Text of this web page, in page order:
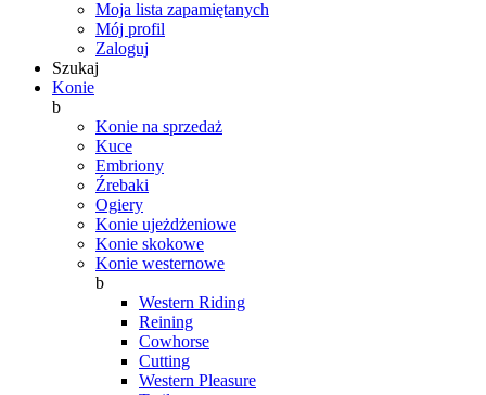
Moja lista zapamiętanych
Mój profil
Zaloguj
Szukaj
Konie
b
Konie na sprzedaż
Kuce
Embriony
Źrebaki
Ogiery
Konie ujeżdżeniowe
Konie skokowe
Konie westernowe
b
Western Riding
Reining
Cowhorse
Cutting
Western Pleasure